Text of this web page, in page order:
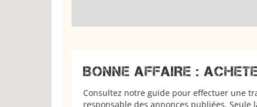
BONNE AFFAIRE :
Consultez notre guide pour effectuer une
responsable des annonces publiées.